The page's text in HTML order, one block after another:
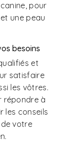
pour
une peau
besoins
et
satisfaire
les vôtres.
répondre à
les conseils
votre